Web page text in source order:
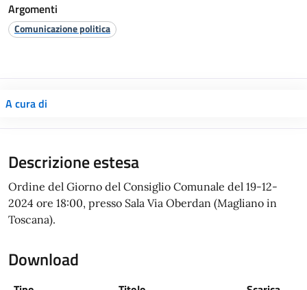
Argomenti
Comunicazione politica
A cura di
Descrizione estesa
Ordine del Giorno del Consiglio Comunale del 19-12-
2024 ore 18:00, presso Sala Via Oberdan (Magliano in
Toscana).
Download